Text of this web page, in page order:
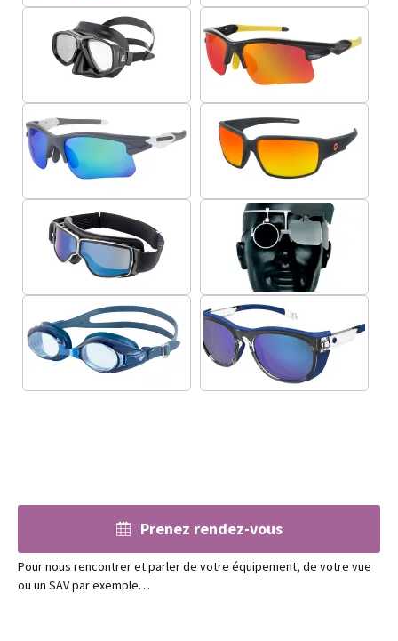
Prenez rendez-vous
Pour nous rencontrer et parler de votre équipement, de votre vue
ou un SAV par exemple…